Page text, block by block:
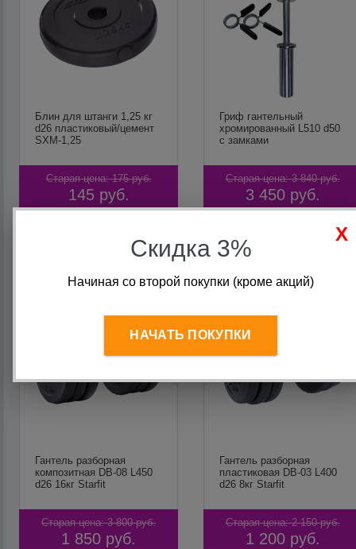
Блин для штанги 1,25 кг
d26 пластиковый/цемент
SXM-1,25
Старая цена: 175 руб.
145 руб.
Гриф гантельный
хромированный L510 d50
с замками
Старая цена: 3 840 руб.
3 450 руб.
Гантель разборная
композитная DB-08 L450
d26 16кг Starfit
Старая цена: 3 800 руб.
1 850 руб.
Гантель разборная
пластиковая DB-03 L400
d26 8кг Starfit
Старая цена: 2 150 руб.
1 200 руб.
Скидка 3%
Начиная со второй покупки (кроме акций)
НАЧАТЬ ПОКУПКИ